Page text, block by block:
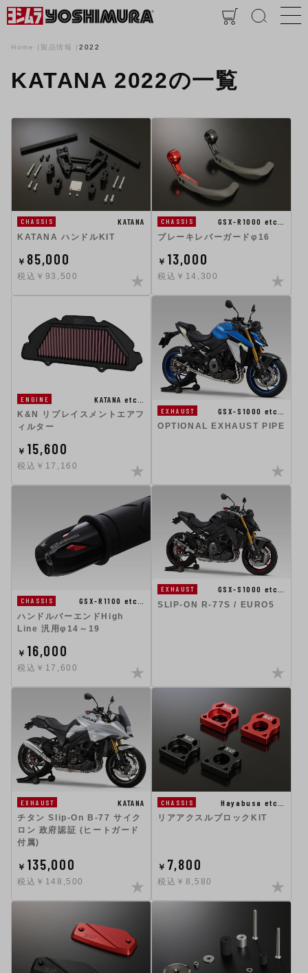
Home 製品情報 2022
KATANA 2022の一覧
CHASSIS
KATANA
KATANA ハンドルKIT
￥ 85,000
税込￥93,500
CHASSIS
GSX-R1000 etc…
ブレーキレバーガードφ16
￥ 13,000
税込￥14,300
ENGINE
KATANA etc…
K&N リプレイスメントエアフ
ィルター
￥ 15,600
税込￥17,160
EXHAUST
GSX-S1000 etc…
OPTIONAL EXHAUST PIPE
CHASSIS
GSX-R1100 etc…
ハンドルバーエンドHigh
Line 汎用φ14～19
￥ 16,000
税込￥17,600
EXHAUST
GSX-S1000 etc…
SLIP-ON R-77S / EURO5
EXHAUST
KATANA
チタン Slip-On B-77 サイク
ロン 政府認証 (ヒートガード
付属)
￥ 135,000
税込￥148,500
CHASSIS
Hayabusa etc…
リアアクスルブロックKIT
￥ 7,800
税込￥8,580